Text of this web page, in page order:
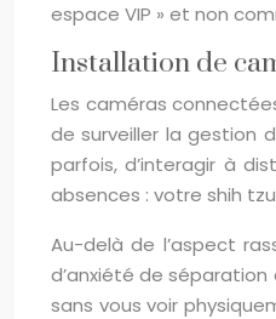
espace VIP » et non
Installation de
Les caméras
de surveiller la gestion
parfois, d’interagir à
absences : votre shih
Au-delà de l’aspect
d’anxiété de
sans vous voir